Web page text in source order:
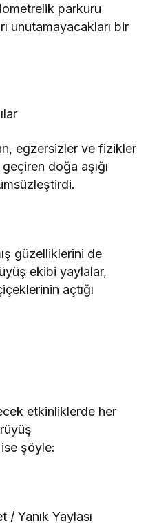
parkuru
unutamayacakları bir
egzersizler ve fizikler
doğa aşığı
güzelliklerini de
ekibi yaylalar,
açtığı
etkinliklerde her
şöyle:
Yanık Yaylası